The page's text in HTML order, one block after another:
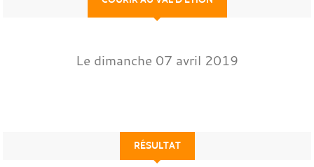
Le dimanche 07 avril 2019
RÉSULTAT